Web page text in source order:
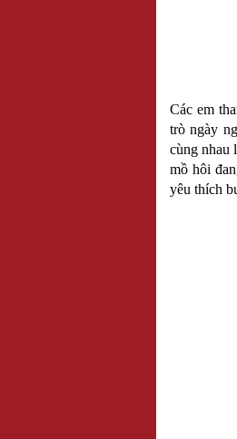
Các em
trò ngày
cùng nhau
mồ hôi
yêu thích